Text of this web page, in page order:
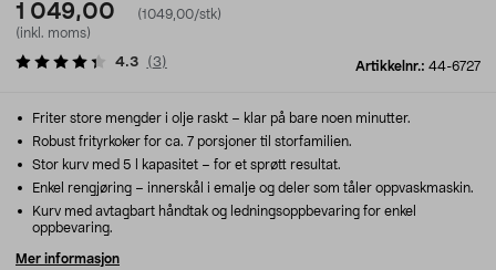
1 049,00
(1049,00/stk)
(inkl. moms)
Artikkelnr.: 44-6727
4.3 (3)
Friter store mengder i olje raskt – klar på bare noen minutter.
Robust frityrkoker for ca. 7 porsjoner til storfamilien.
Stor kurv med 5 l kapasitet – for et sprøtt resultat.
Enkel rengjøring – innerskål i emalje og deler som tåler oppvaskmaskin.
Kurv med avtagbart håndtak og ledningsoppbevaring for enkel
oppbevaring.
Mer informasjon